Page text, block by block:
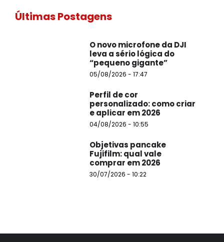
Últimas Postagens
O novo microfone da DJI
leva a sério lógica do
“pequeno gigante”
05/08/2026 - 17:47
Perfil de cor
personalizado: como criar
e aplicar em 2026
04/08/2026 - 10:55
Objetivas pancake
Fujifilm: qual vale
comprar em 2026
30/07/2026 - 10:22